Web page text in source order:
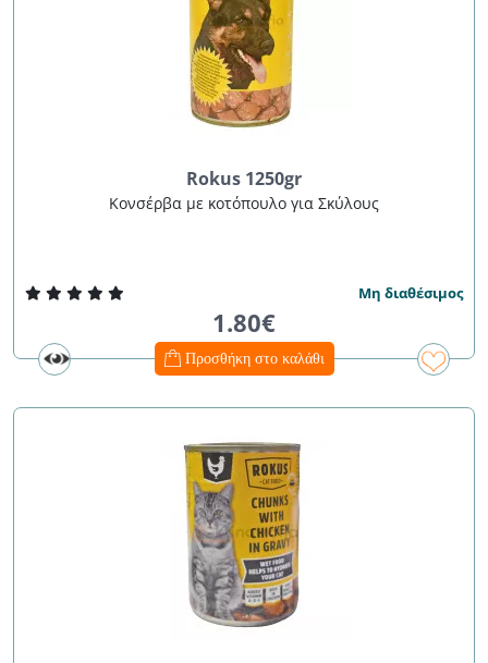
Rokus 1250gr
Κονσέρβα με κοτόπουλο για Σκύλους
Μη διαθέσιμος
1.80€
Προσθήκη στο καλάθι